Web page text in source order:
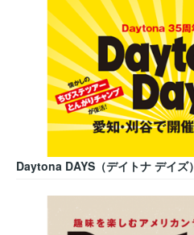
Daytona DAYS（デイトナ デイズ）